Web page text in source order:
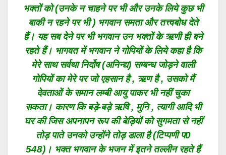
भक्तों को (उनके न चाहने पर भी और उनके लिये कुछ भी
बाकी न रहने पर भी ) भगवान समता और तत्त्वबोध देते
हैं। यह सब देने पर भी भगवान उन भक्तों के ऋणी ही बने
रहते हैं। भागवत में भगवान ने गोपियों के लिये कहा है कि
मेरे साथ सर्वथा निर्दोष (अनिन्द्य) सम्बन्ध जोड़ने वाली
गोपियों का मेरे पर जो एहसान है , ऋण है , उसको मैं
देवताओं के समान लम्बी आयु पाकर भी नहीं चुका
सकता। कारण कि बड़े-बड़े ऋषि , मुनि , त्यागी आदि भी
घर की जिस अपनापन रूप की बेड़ियों को सुगमता से नहीं
तोड़ पाते उनको उन्होंने तोड़ डाला है (टिप्पणी प0
548)। भक्त भगवान के भजन में इतने तल्लीन रहते हैं